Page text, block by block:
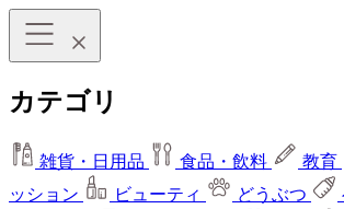
カテゴリ
雑貨・日用品 食品・飲料 教育
ッション
ビューティ どうぶつ